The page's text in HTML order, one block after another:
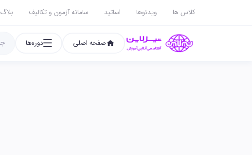
کلاس ها ویدئوها اساتید سامانه آزمون و تکالیف بلاگ
صفحه اصلی دوره‌ها